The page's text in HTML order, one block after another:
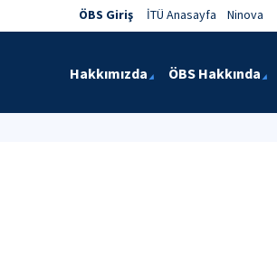
ÖBS Giriş İTÜ Anasayfa Ninova
Hakkımızda ÖBS Hakkında